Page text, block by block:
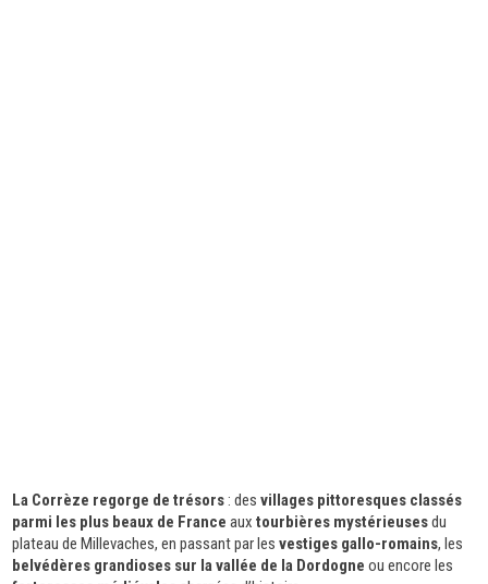
La Corrèze regorge de trésors : desvillages pittoresques classés
parmi les plus beaux de France auxtourbières mystérieusesdu
plateau de Millevaches, en passant par lesvestiges gallo-romains, les
belvédères grandioses sur la vallée de la Dordogne ou encore les